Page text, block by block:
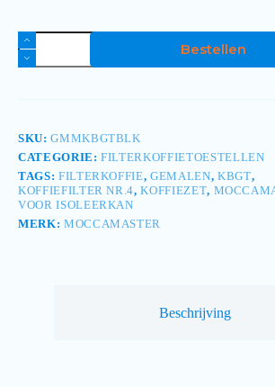
Bestellen
SKU:GMMKBGTBLK
CATEGORIE:FILTERKOFFIETOESTELLEN
TAGS: FILTERKOFFIE,GEMALEN, KBGT,
KOFFIEFILTER NR.4,KOFFIEZET,
VOOR ISOLEERKAN
MERK: MOCCAMASTER
Beschrijving